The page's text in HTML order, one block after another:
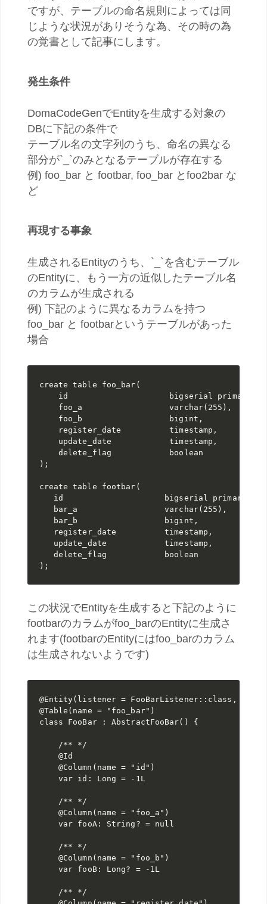
ですが、テーブルの命名規則によっては同
じような状況がありそうな為、その時の為
の覚書として記事にします。
発生条件
DomaCodeGenでEntityを生成する対象の
DBに下記の条件で
テーブル名の文字列のうち、命名の異なる
部分が`_`のみとなるテーブルが存在する
例) foo_bar と footbar, foo_bar とfoo2bar な
ど
再現する事象
生成されるEntityのうち、`_`を含むテーブル
のEntityに、もう一方の近似したテーブル名
のカラムが生成される
例) 下記のように異なるカラムを持つ
foo_bar と footbarというテーブルがあった
場合
create table foo_bar(
id
foo_a varchar( 255 )
foo_b
register_date
update_date
delete_flag
)
create table footbar(
id
bar_a varchar( 255 )
bar_b
register_date
update_date
delete_flag
)
この状況でEntityを生成すると下記のように
footbarのカラムがfoo_barのEntityに生成さ
れます(footbarのEntityにはfoo_barのカラム
は生成されないようです)
@Entity(listener = FooBarListener:: class,
@Table (name = "foo_bar"
class FooBar : AbstractFooBar() {
@Id
    @Column(name =
"id" )
var id: Long = - 1L
@Column(name =
"foo_a" )
var fooA: String? =
@Column(name =
"foo_b" )
var fooB: Long? = -